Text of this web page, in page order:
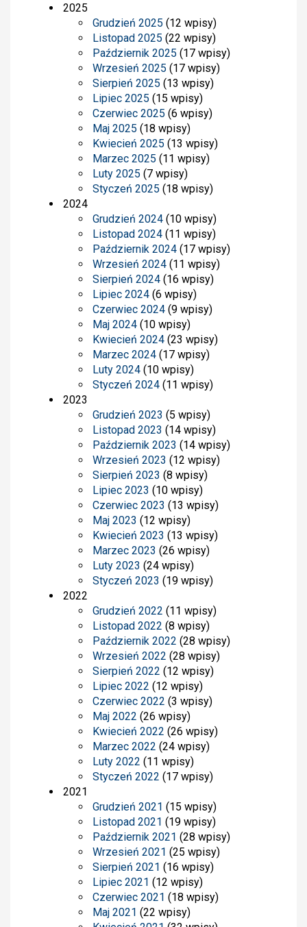
2025
Grudzień 2025 (12 wpisy)
Listopad 2025 (22 wpisy)
Październik 2025 (17 wpisy)
Wrzesień 2025 (17 wpisy)
Sierpień 2025 (13 wpisy)
Lipiec 2025 (15 wpisy)
Czerwiec 2025 (6 wpisy)
Maj 2025 (18 wpisy)
Kwiecień 2025 (13 wpisy)
Marzec 2025 (11 wpisy)
Luty 2025 (7 wpisy)
Styczeń 2025 (18 wpisy)
2024
Grudzień 2024 (10 wpisy)
Listopad 2024 (11 wpisy)
Październik 2024 (17 wpisy)
Wrzesień 2024 (11 wpisy)
Sierpień 2024 (16 wpisy)
Lipiec 2024 (6 wpisy)
Czerwiec 2024 (9 wpisy)
Maj 2024 (10 wpisy)
Kwiecień 2024 (23 wpisy)
Marzec 2024 (17 wpisy)
Luty 2024 (10 wpisy)
Styczeń 2024 (11 wpisy)
2023
Grudzień 2023 (5 wpisy)
Listopad 2023 (14 wpisy)
Październik 2023 (14 wpisy)
Wrzesień 2023 (12 wpisy)
Sierpień 2023 (8 wpisy)
Lipiec 2023 (10 wpisy)
Czerwiec 2023 (13 wpisy)
Maj 2023 (12 wpisy)
Kwiecień 2023 (13 wpisy)
Marzec 2023 (26 wpisy)
Luty 2023 (24 wpisy)
Styczeń 2023 (19 wpisy)
2022
Grudzień 2022 (11 wpisy)
Listopad 2022 (8 wpisy)
Październik 2022 (28 wpisy)
Wrzesień 2022 (28 wpisy)
Sierpień 2022 (12 wpisy)
Lipiec 2022 (12 wpisy)
Czerwiec 2022 (3 wpisy)
Maj 2022 (26 wpisy)
Kwiecień 2022 (26 wpisy)
Marzec 2022 (24 wpisy)
Luty 2022 (11 wpisy)
Styczeń 2022 (17 wpisy)
2021
Grudzień 2021 (15 wpisy)
Listopad 2021 (19 wpisy)
Październik 2021 (28 wpisy)
Wrzesień 2021 (25 wpisy)
Sierpień 2021 (16 wpisy)
Lipiec 2021 (12 wpisy)
Czerwiec 2021 (18 wpisy)
Maj 2021 (22 wpisy)